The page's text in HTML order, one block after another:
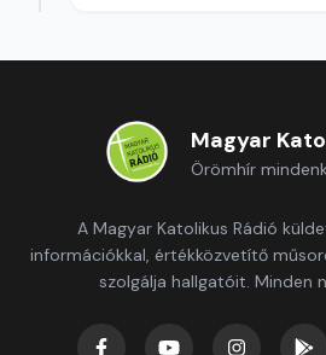
Magyar
Örömhír
A Magyar Katolikus Rádió
információkkal, értékközvetítő
szolgálja hallgatóit. Minden